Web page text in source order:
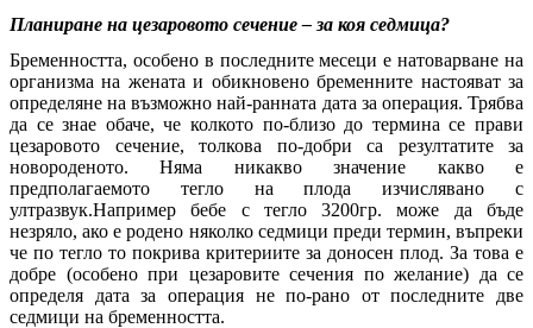
Планиране на цезаровото сечение – за коя седмица?
Бременността, особено в последните месеци е натоварване на
организма на жената и обикновено бременните настояват за
определяне на възможно най-ранната дата за операция. Трябва
да се знае обаче, че колкото по-близо до термина се прави
цезаровото сечение, толкова по-добри са резултатите за
новороденото. Няма никакво значение какво е
предполагаемото тегло на плода изчислявано с
ултразвук.Например бебе с тегло 3200гр. може да бъде
незряло, ако е родено няколко седмици преди термин, въпреки
че по тегло то покрива критериите за доносен плод. За това е
добре (особено при цезаровите сечения по желание) да се
определя дата за операция не по-рано от последните две
седмици на бременността.